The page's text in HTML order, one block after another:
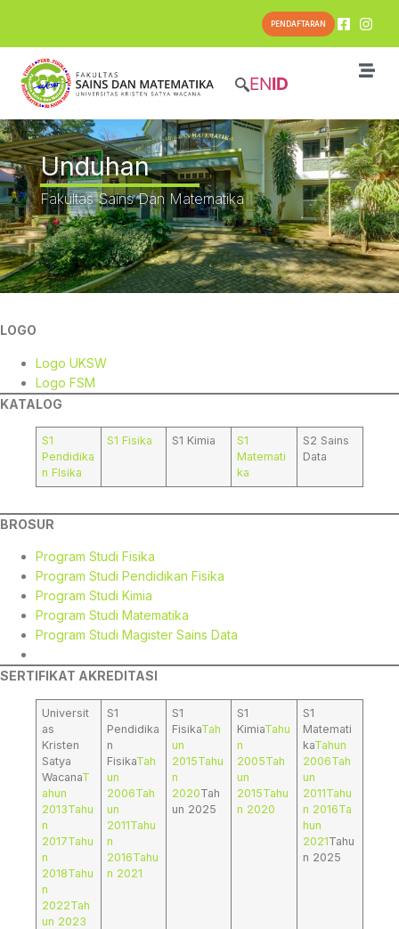
PENDAFTARAN
ENID
Unduhan
Fakultas Sains Dan Matematika
LOGO
Logo UKSW
Logo FSM
KATALOG
S1
Pendidika
n FIsika
S1 Fisika S1 Kimia
S1
Matemati
ka
S2 Sains
Data
BROSUR
Program Studi Fisika
Program Studi Pendidikan Fisika
Program Studi Kimia
Program Studi Matematika
Program Studi Magister Sains Data
SERTIFIKAT AKREDITASI
Universit
as
Kristen
Satya
WacanaT
ahun
2013Tahu
n
2017Tahu
n
2018Tahu
n
2022Tah
un 2023
S1
Pendidika
n
FisikaTah
un
2006Tah
un
2011Tahu
n
2016Tahu
n 2021
S1
FisikaTah
un
2015Tahu
n
2020Tah
un 2025
S1
KimiaTahu
n
2005Tah
un
2015Tahu
n 2020
S1
Matemati
kaTahun
2006Tah
un
2011Tahu
n 2016Ta
hun
2021Tahu
n 2025